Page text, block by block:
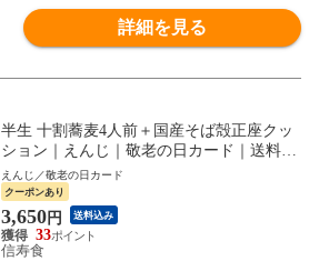
詳細を見る
半生 十割蕎麦4人前＋国産そば殻正座クッ
ション｜えんじ｜敬老の日カード｜送料無
料
えんじ／敬老の日カード
クーポンあり
3,650円 送料込み
33
信寿食